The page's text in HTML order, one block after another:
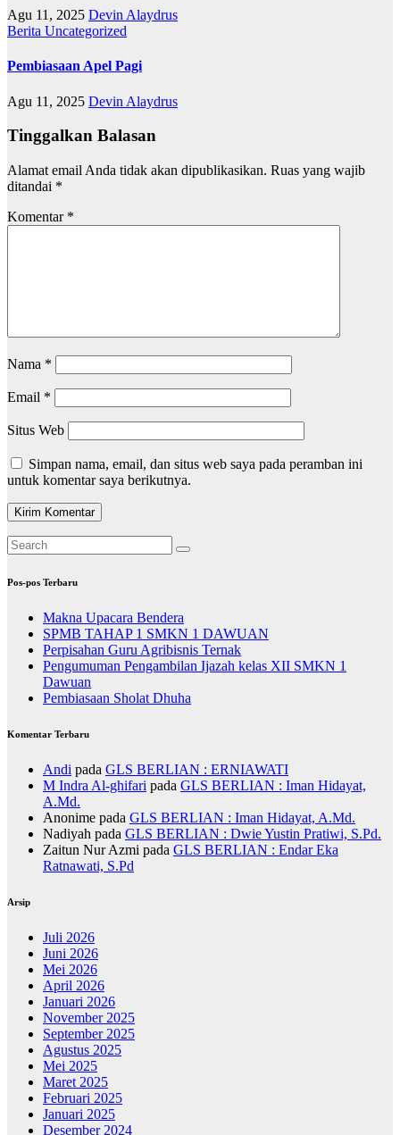
Agu 11, 2025 Devin Alaydrus
Berita Uncategorized
Pembiasaan Apel Pagi
Agu 11, 2025 Devin Alaydrus
Tinggalkan Balasan
Alamat email Anda tidak akan dipublikasikan. Ruas yang wajib
ditandai *
Komentar *
Nama *
Email *
Situs Web
Simpan nama, email, dan situs web saya pada peramban ini
untuk komentar saya berikutnya.
Pos-pos Terbaru
Makna Upacara Bendera
SPMB TAHAP 1 SMKN 1 DAWUAN
Perpisahan Guru Agribisnis Ternak
Pengumuman Pengambilan Ijazah kelas XII SMKN 1
Dawuan
Pembiasaan Sholat Dhuha
Komentar Terbaru
Andi pada GLS BERLIAN : ERNIAWATI
M Indra Al-ghifari pada GLS BERLIAN : Iman Hidayat,
A.Md.
Anonime pada GLS BERLIAN : Iman Hidayat, A.Md.
Nadiyah pada GLS BERLIAN : Dwie Yustin Pratiwi, S.Pd.
Zaitun Nur Azmi pada GLS BERLIAN : Endar Eka
Ratnawati, S.Pd
Arsip
Juli 2026
Juni 2026
Mei 2026
April 2026
Januari 2026
November 2025
September 2025
Agustus 2025
Mei 2025
Maret 2025
Februari 2025
Januari 2025
Desember 2024